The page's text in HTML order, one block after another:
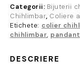
Categorii: Bijuterii
Chihlimbar, Coliere
Etichete: colier
chihlimbar,
DESCRIERE